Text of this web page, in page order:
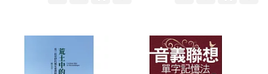
吳毓嫻(1)
奧林(1)